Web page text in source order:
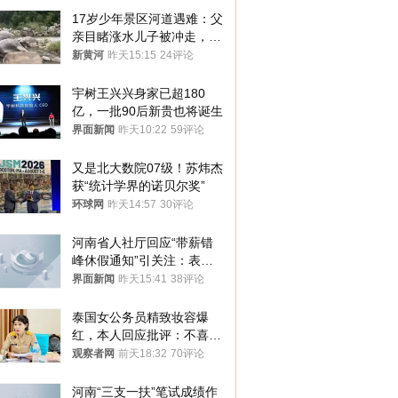
17岁少年景区河道遇难：父
亲目睹涨水儿子被冲走，当
地排除上游泄洪，家属盼厘
新黄河 昨天15:15 24评论
宇树王兴兴身家已超180
亿，一批90后新贵也将诞生
界面新闻 昨天10:22 59评论
又是北大数院07级！苏炜杰
获“统计学界的诺贝尔奖”
环球网 昨天14:57 30评论
河南省人社厅回应“带薪错
峰休假通知”引关注：表述
不够准确，待修改后印发
界面新闻 昨天15:41 38评论
泰国女公务员精致妆容爆
红，本人回应批评：不喜欢
就别看
观察者网 前天18:32 70评论
河南“三支一扶”笔试成绩作